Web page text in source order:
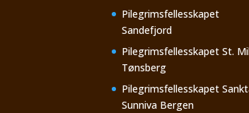
Pilegrimsfellesskapet
Sandefjord
Pilegrimsfellesskapet St.
Tønsberg
Pilegrimsfellesskapet
Sunniva Bergen